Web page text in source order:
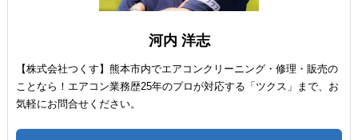
河内 洋志
【株式会社つくす】熊本市内でエアコンクリーニング・修理・販売の
ことなら！エアコン業務歴25年のプロが対応する「ツクス」まで、お
気軽にお問合せください。